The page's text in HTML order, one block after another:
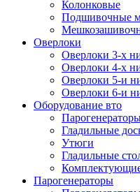
Колонковые
Подшивочные
Оверлоки
Оверлоки 3-х
Оверлоки 4-х
Оверлоки 5-и
Оверлоки 6-и
Оборудование вто
Гладильные
Утюги
Гладильные
Парогенераторы